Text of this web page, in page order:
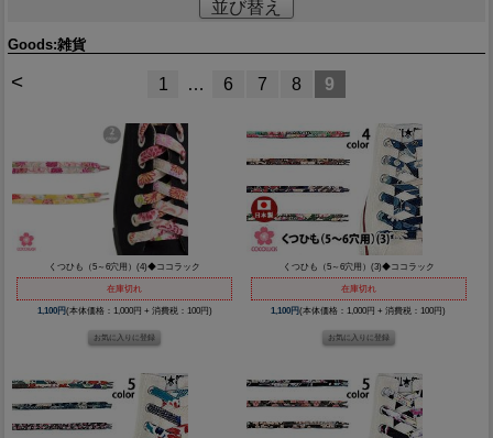
並び替え
Goods:雑貨
< 1 … 6 7 8 9
くつひも（5～6穴用）(4)◆ココラック
在庫切れ
1,100円(本体価格：1,000円 + 消費税：100円)
くつひも（5～6穴用）(3)◆ココラック
在庫切れ
1,100円(本体価格：1,000円 + 消費税：100円)